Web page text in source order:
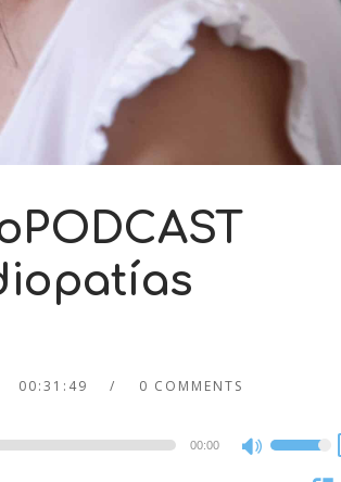
00:31:49 0 COMMENTS
00:00
Use